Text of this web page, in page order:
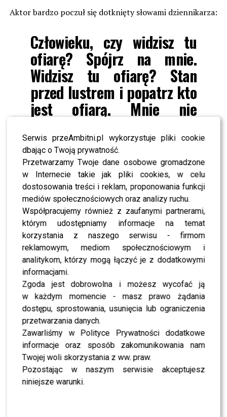
Serwis przeAmbitni.pl wykorzystuje pliki cookie
dbając o Twoją prywatność.
Przetwarzamy Twoje dane osobowe gromadzone
w Internecie takie jak pliki cookies, w celu
dostosowania treści i reklam, proponowania funkcji
mediów społecznościowych oraz analizy ruchu.
Współpracujemy również z zaufanymi partnerami,
którym udostępniamy informacje na temat
korzystania z naszego serwisu - firmom
reklamowym, mediom społecznościowym i
analitykom, którzy mogą łączyć je z dodatkowymi
informacjami.
Zgoda jest dobrowolna i możesz wycofać ją
w każdym momencie - masz prawo żądania
dostępu, sprostowania, usunięcia lub ograniczenia
przetwarzania danych.
Zawarliśmy w Polityce Prywatności dodatkowe
informacje oraz sposób zakomunikowania nam
Twojej woli skorzystania z ww. praw.
Pozostając w naszym serwisie akceptujesz
niniejsze warunki.
Aktor bardzo poczuł się dotknięty słowami dziennikarza:
Człowieku, czy widzisz tu
ofiarę? Spójrz na mnie.
Widzisz tu ofiarę? Stan
przed lustrem i popatrz kto
jest ofiarą. Mnie nie
do powiedzenia
RozmowaAgnieszki Gozdyryz
Jarosławem
Jakimowiczemjuż w sobotę, 16 listopada o 20:00 w
Polsat News. A już teraz możecie obejrzeć fragment
programu!
ZOBACZ RÓWNIEŻ- Natalia Nykiel z jednym
występem wraca do Polski – znamy szczegóły
Odtwarzacz
video
Media error: Format(s) not supported or source(s)
not found
Pobierz plik: https://przeambitni.pl/wp-content/uploads/2019/11/Jaros%C5%82aw-
Jakimowicz_Skandalis%CC%81ci.mp4?_=1